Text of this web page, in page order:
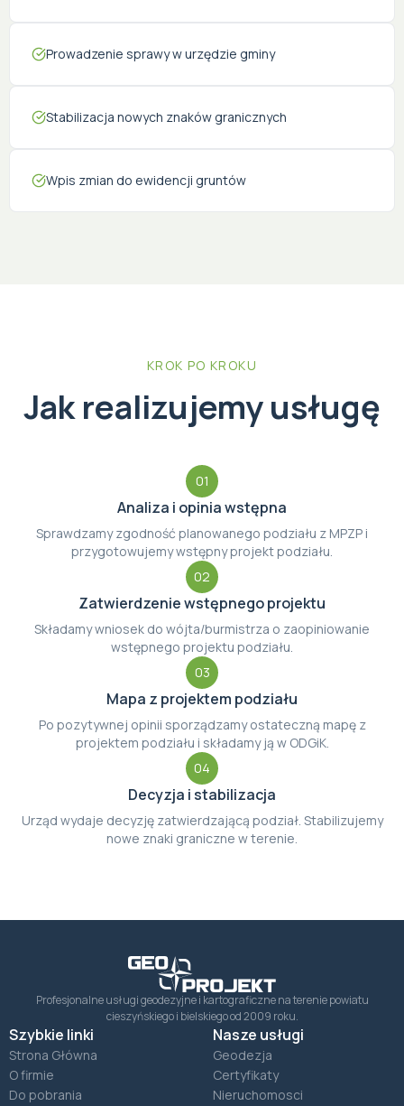
Prowadzenie sprawy w urzędzie gminy
Stabilizacja nowych znaków granicznych
Wpis zmian do ewidencji gruntów
KROK PO KROKU
Jak realizujemy usługę
01
Analiza i opinia wstępna
Sprawdzamy zgodność planowanego podziału z MPZP i
przygotowujemy wstępny projekt podziału.
02
Zatwierdzenie wstępnego projektu
Składamy wniosek do wójta/burmistrza o zaopiniowanie
wstępnego projektu podziału.
03
Mapa z projektem podziału
Po pozytywnej opinii sporządzamy ostateczną mapę z
projektem podziału i składamy ją w ODGiK.
04
Decyzja i stabilizacja
Urząd wydaje decyzję zatwierdzającą podział. Stabilizujemy
nowe znaki graniczne w terenie.
Profesjonalne usługi geodezyjne i kartograficzne na terenie powiatu
cieszyńskiego i bielskiego od 2009 roku.
Szybkie linki
Strona Główna
O firmie
Do pobrania
Nasze usługi
Geodezja
Certyfikaty
Nieruchomosci